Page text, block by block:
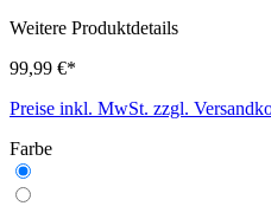
Weitere Produktdetails
99,99 €*
Preise inkl. MwSt. zzgl.
Farbe